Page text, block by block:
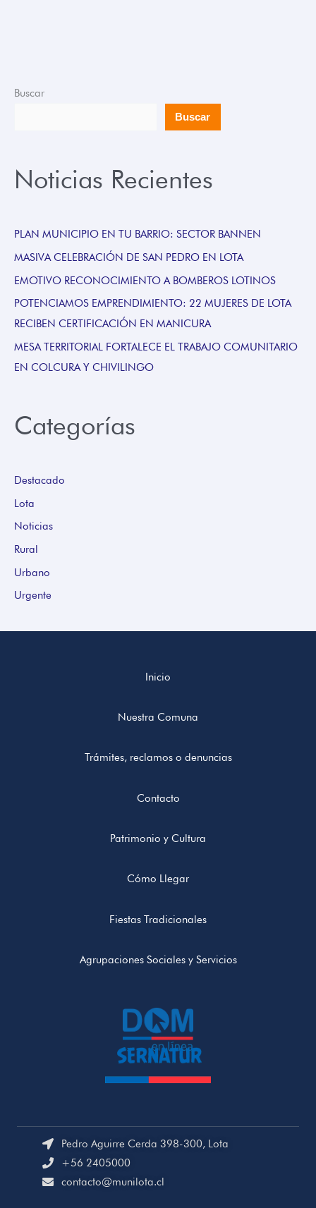
Buscar
Buscar
Noticias Recientes
PLAN MUNICIPIO EN TU BARRIO: SECTOR BANNEN
MASIVA CELEBRACIÓN DE SAN PEDRO EN LOTA
EMOTIVO RECONOCIMIENTO A BOMBEROS LOTINOS
POTENCIAMOS EMPRENDIMIENTO: 22 MUJERES DE LOTA
RECIBEN CERTIFICACIÓN EN MANICURA
MESA TERRITORIAL FORTALECE EL TRABAJO COMUNITARIO
EN COLCURA Y CHIVILINGO
Categorías
Destacado
Lota
Noticias
Rural
Urbano
Urgente
Inicio
Nuestra Comuna
Trámites, reclamos o denuncias
Contacto
Patrimonio y Cultura
Cómo Llegar
Fiestas Tradicionales
Agrupaciones Sociales y Servicios
Pedro Aguirre Cerda 398-300, Lota
+56 2405000
contacto@munilota.cl